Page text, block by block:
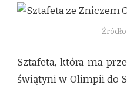
Sztafeta, która ma
świątyni w Olimpii do